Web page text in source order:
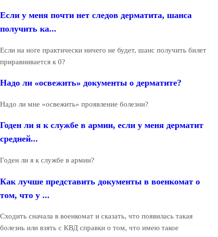
Если у меня почти нет следов дерматита, шанса
получить ка...
Если на ноге практически ничего не будет, шанс получить билет
приравнивается к 0?
Надо ли «освежить» документы о дерматите?
Надо ли мне «освежить» проявление болезни?
Годен ли я к службе в армии, если у меня дерматит
средней...
Годен ли я к службе в армии?
Как лучше представить документы в военкомат о
том, что у ...
Сходить сначала в военкомат и сказать, что появилась такая
болезнь или взять с КВД справки о том, что имею такое